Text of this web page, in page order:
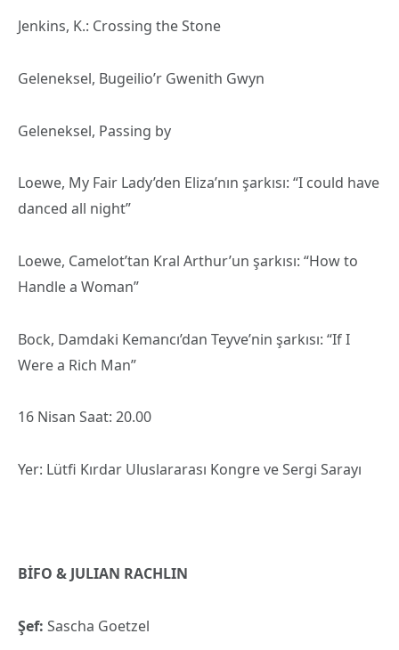
Jenkins, K.: Crossing the Stone
Geleneksel, Bugeilio’r Gwenith Gwyn
Geleneksel, Passing by
Loewe, My Fair Lady’den Eliza’nın şarkısı: “I could have
danced all night”
Loewe, Camelot’tan Kral Arthur’un şarkısı: “How to
Handle a Woman”
Bock, Damdaki Kemancı’dan Teyve’nin şarkısı: “If I
Were a Rich Man”
16 Nisan Saat: 20.00
Yer: Lütfi Kırdar Uluslararası Kongre ve Sergi Sarayı
BİFO & JULIAN RACHLIN
Şef: Sascha Goetzel